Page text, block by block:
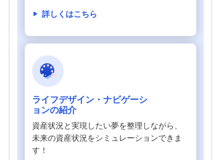
詳しくはこちら
ライフデザイン・ナビゲーシ
ョンの紹介
資産状況と実現したい夢を整理しながら、
未来の資産状況をシミュレーションできま
す！